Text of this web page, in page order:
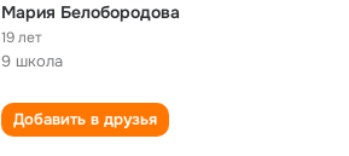
Мария Белобородова
19 лет
9 школа
Добавить в друзья